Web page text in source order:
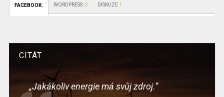
FACEBOOK: WORDPRESS: 0 DISKUZE 1
CITÁT
„Jakákoliv energie má svůj zdroj.“